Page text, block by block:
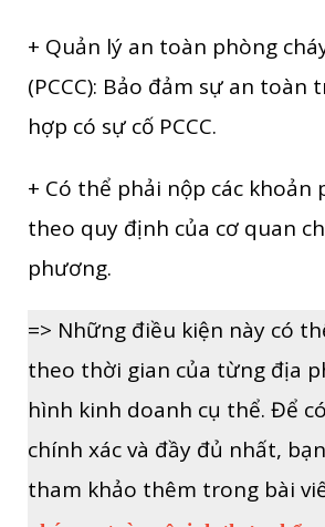
+ Quản lý an toàn phòng
(PCCC): Bảo đảm sự an
hợp có sự cố PCCC.
+ Có thể phải nộp các khoản
theo quy định của cơ quan
phương.
=> Những điều kiện này có
theo thời gian của từng địa
hình kinh doanh cụ thể. Để
chính xác và đầy đủ nhất,
tham khảo thêm trong bài